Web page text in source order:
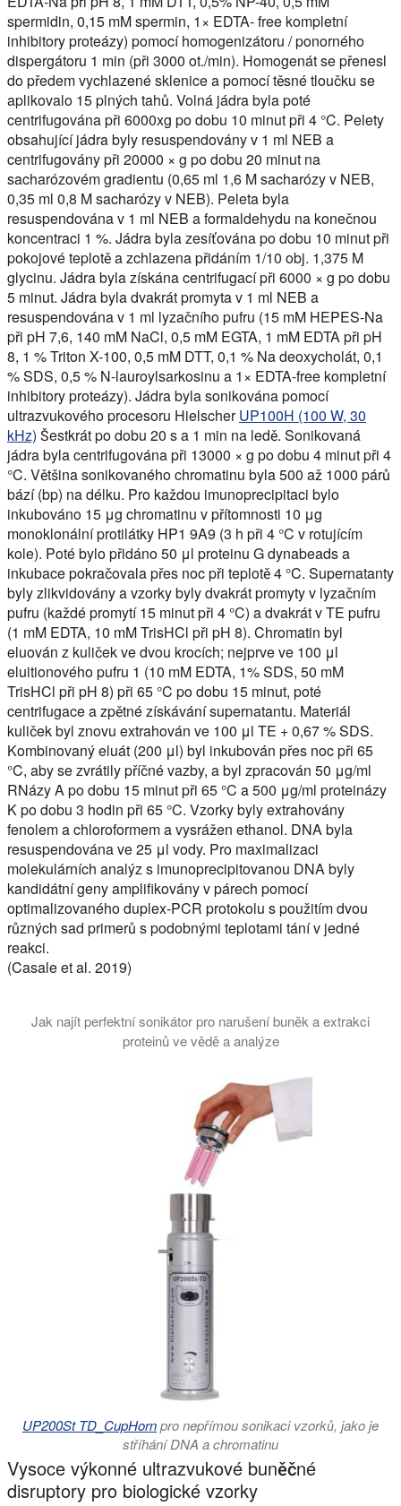
spermidin, 0,15 mM spermin, 1× EDTA- free kompletní
inhibitory proteázy) pomocí homogenizátoru / ponorného
dispergátoru 1 min (při 3000 ot./min). Homogenát se přenesl
do předem vychlazené sklenice a pomocí těsné tloučku se
aplikovalo 15 plných tahů. Volná jádra byla poté
centrifugována při 6000xg po dobu 10 minut při 4 °C. Pelety
obsahující jádra byly resuspendovány v 1 ml NEB a
centrifugovány při 20000 × g po dobu 20 minut na
sacharózovém gradientu (0,65 ml 1,6 M sacharózy v NEB,
0,35 ml 0,8 M sacharózy v NEB). Peleta byla
resuspendována v 1 ml NEB a formaldehydu na konečnou
koncentraci 1 %. Jádra byla zesíťována po dobu 10 minut při
pokojové teplotě a zchlazena přidáním 1/10 obj. 1,375 M
glycinu. Jádra byla získána centrifugací při 6000 × g po dobu
5 minut. Jádra byla dvakrát promyta v 1 ml NEB a
resuspendována v 1 ml lyzačního pufru (15 mM HEPES-Na
při pH 7,6, 140 mM NaCl, 0,5 mM EGTA, 1 mM EDTA při pH
8, 1 % Triton X-100, 0,5 mM DTT, 0,1 % Na deoxycholát, 0,1
% SDS, 0,5 % N-lauroylsarkosinu a 1× EDTA-free kompletní
inhibitory proteázy). Jádra byla sonikována pomocí
ultrazvukového procesoru HielscherUP100H (100 W, 30
kHz) Šestkrát po dobu 20 s a 1 min na ledě. Sonikovaná
jádra byla centrifugována při 13000 × g po dobu 4 minut při 4
°C. Většina sonikovaného chromatinu byla 500 až 1000 párů
bází (bp) na délku. Pro každou imunoprecipitaci bylo
inkubováno 15 μg chromatinu v přítomnosti 10 μg
monoklonální protilátky HP1 9A9 (3 h při 4 °C v rotujícím
kole). Poté bylo přidáno 50 μl proteinu G dynabeads a
inkubace pokračovala přes noc při teplotě 4 °C. Supernatanty
byly zlikvidovány a vzorky byly dvakrát promyty v lyzačním
pufru (každé promytí 15 minut při 4 °C) a dvakrát v TE pufru
(1 mM EDTA, 10 mM TrisHCl při pH 8). Chromatin byl
eluován z kuliček ve dvou krocích; nejprve ve 100 μl
eluitionového pufru 1 (10 mM EDTA, 1% SDS, 50 mM
TrisHCl při pH 8) při 65 °C po dobu 15 minut, poté
centrifugace a zpětné získávání supernatantu. Materiál
kuliček byl znovu extrahován ve 100 μl TE + 0,67 % SDS.
Kombinovaný eluát (200 μl) byl inkubován přes noc při 65
°C, aby se zvrátily příčné vazby, a byl zpracován 50 μg/ml
RNázy A po dobu 15 minut při 65 °C a 500 μg/ml proteinázy
K po dobu 3 hodin při 65 °C. Vzorky byly extrahovány
fenolem a chloroformem a vysrážen ethanol. DNA byla
resuspendována ve 25 μl vody. Pro maximalizaci
molekulárních analýz s imunoprecipitovanou DNA byly
kandidátní geny amplifikovány v párech pomocí
optimalizovaného duplex-PCR protokolu s použitím dvou
různých sad primerů s podobnými teplotami tání v jedné
reakci.
(Casale et al. 2019)
Jak najít perfektní sonikátor pro narušení buněk a extrakci
proteinů ve vědě a analýze
UP200St TD_CupHornpro nepřímou sonikaci vzorků, jako je
stříhání DNA a chromatinu
Vysoce výkonné ultrazvukové buněčné
disruptory pro biologické vzorky